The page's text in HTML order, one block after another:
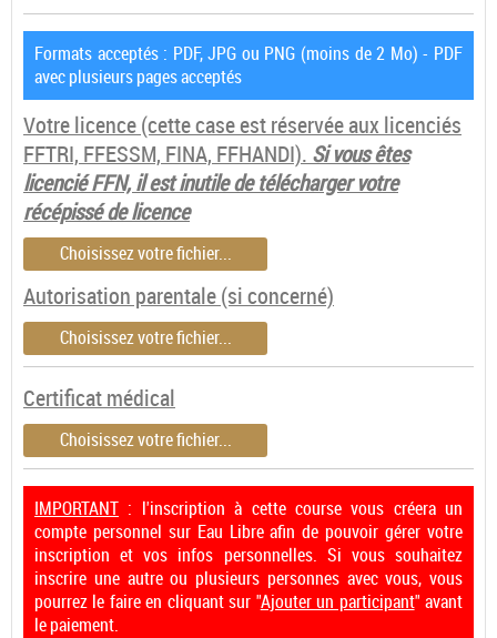
Formats acceptés : PDF, JPG ou PNG (moins de 2 Mo) - PDF
avec plusieurs pages acceptés
Votre licence(cette case est réservée aux licenciés
FFTRI, FFESSM, FINA, FFHANDI). Si vous êtes
licencié FFN, il est inutile de télécharger votre
récépissé de licence
Choisissez votre fichier...
Autorisation parentale (si concerné)
Choisissez votre fichier...
Certificat médical
Choisissez votre fichier...
IMPORTANT : l'inscription à cette course vous créera un
compte personnel sur Eau Libre afin de pouvoir gérer votre
inscription et vos infos personnelles. Si vous souhaitez
inscrire une autre ou plusieurs personnes avec vous, vous
pourrez le faire en cliquant sur "Ajouter un participant" avant
le paiement.